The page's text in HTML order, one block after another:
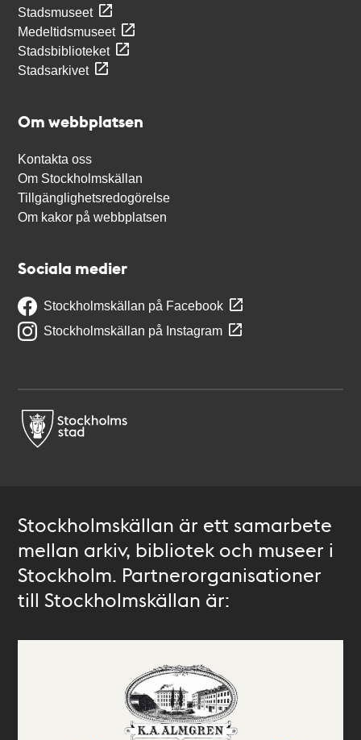
Stadsmuseet
Medeltidsmuseet
Stadsbiblioteket
Stadsarkivet
Om webbplatsen
Kontakta oss
Om Stockholmskällan
Tillgänglighetsredogörelse
Om kakor på webbplatsen
Sociala medier
Stockholmskällan på Facebook
Stockholmskällan på Instagram
Stockholmskällan är ett samarbete
mellan arkiv, bibliotek och museer i
Stockholm. Partnerorganisationer
till Stockholmskällan är: